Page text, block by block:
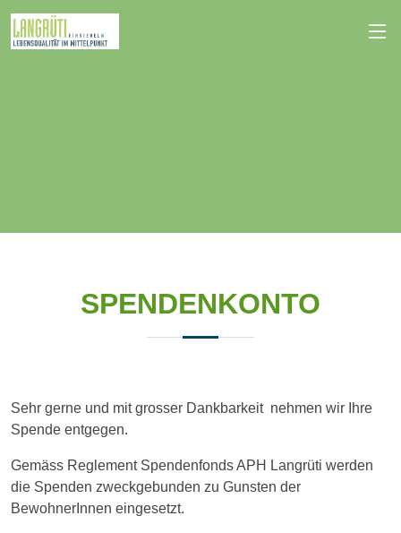
SPENDENKONTO
Sehr gerne und mit grosser Dankbarkeit nehmen wir Ihre
Spende entgegen.
Gemäss Reglement Spendenfonds APH Langrüti werden
die Spenden zweckgebunden zu Gunsten der
BewohnerInnen eingesetzt.